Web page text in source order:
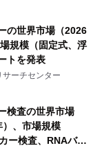
の世界市場（2026
規模（固定式、浮
トを発表
ーチセンター
検査の世界市場
）、市場規模
ー検査、RNAバイ